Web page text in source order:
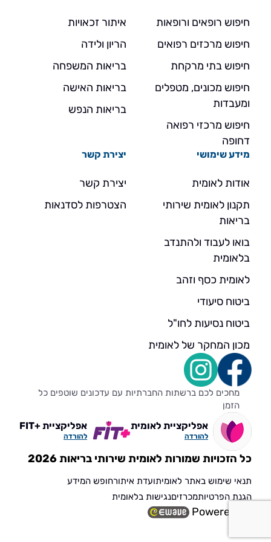
חיפוש רופאים ורופאות
חיפוש מרכזים רפואים
חיפוש בתי מרקחת
חיפוש מכונים, מטפלים
ומעבדות
חיפוש מרכזי רפואה
דחופה
איתור זכאויות
הריון ולידה
בריאות המשפחה
בריאות האישה
בריאות הנפש
מידע שימושי
אודות לאומית
תקנון לאומית שירותי
בריאות
בואו לעבוד ולהתנדב
בלאומית
לאומית כסף וזהב
ביטוח סיעודי
ביטוח נסיעות לחו"ל
מכון המחקר של לאומית
יצירת קשר
יצירת קשר
הצטרפות לסדנאות
מחכים לכם ברשתות החברתיות עם עדכונים שוטפים כל
הזמן
אפליקציית לאומית
להורדה
אפליקציית +FIT
להורדה
כל הזכויות שמורות לאומית שירותי בריאות 2026
תנאי שימוש באתר לאומיתועדת איתורחופש המידע
הגנת הפרטיותמכרזיםנגישות בלאומית
Powered by